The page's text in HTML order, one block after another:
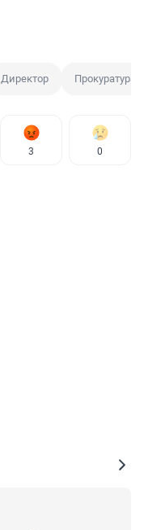
Директор Прокуратура
3 0